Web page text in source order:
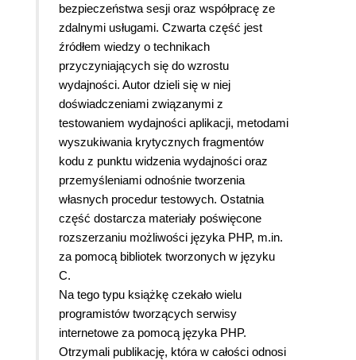
bezpieczeństwa sesji oraz współpracę ze
zdalnymi usługami. Czwarta część jest
źródłem wiedzy o technikach
przyczyniających się do wzrostu
wydajności. Autor dzieli się w niej
doświadczeniami związanymi z
testowaniem wydajności aplikacji, metodami
wyszukiwania krytycznych fragmentów
kodu z punktu widzenia wydajności oraz
przemyśleniami odnośnie tworzenia
własnych procedur testowych. Ostatnia
część dostarcza materiały poświęcone
rozszerzaniu możliwości języka PHP, m.in.
za pomocą bibliotek tworzonych w języku
C.
Na tego typu książkę czekało wielu
programistów tworzących serwisy
internetowe za pomocą języka PHP.
Otrzymali publikację, która w całości odnosi